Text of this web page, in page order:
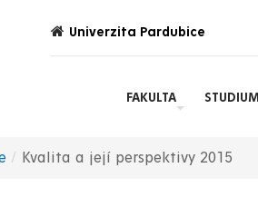
Univerzita Pardubice
FAKULTA STUDIUM
Kvalita a její perspektivy 2015